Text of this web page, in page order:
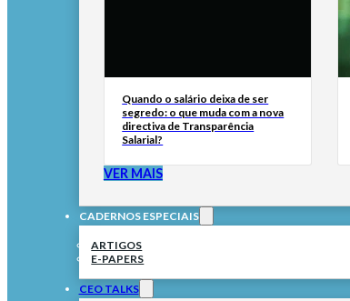
Quando o salário deixa de ser
segredo: o que muda com a nova
directiva de Transparência
Salarial?
VER MAIS
CADERNOS ESPECIAIS
ARTIGOS
E-PAPERS
CEO TALKS